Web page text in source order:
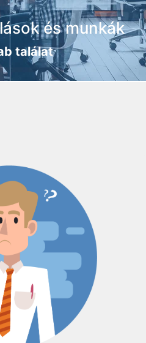
és munkák
találat